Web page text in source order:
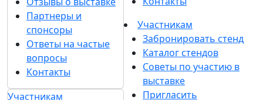
Партнеры и
спонсоры
Ответы на частые
вопросы
Контакты
Участникам
Участникам
Забронировать стенд
Каталог стендов
Советы по участию в
выставке
Пригласить